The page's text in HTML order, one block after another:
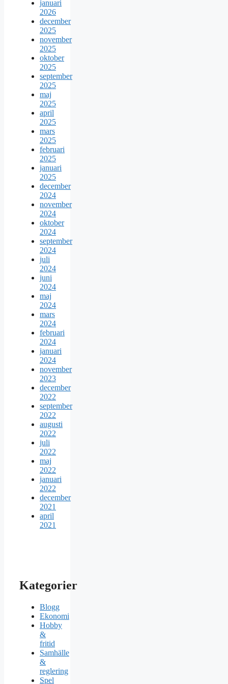
januari
2026
december
2025
november
2025
oktober
2025
september
2025
maj
2025
april
2025
mars
2025
februari
2025
januari
2025
december
2024
november
2024
oktober
2024
september
2024
juli
2024
juni
2024
maj
2024
mars
2024
februari
2024
januari
2024
november
2023
december
2022
september
2022
augusti
2022
juli
2022
maj
2022
januari
2022
december
2021
april
2021
Kategorier
Blogg
Ekonomi
Hobby
&
fritid
Samhälle
&
reglering
Spel